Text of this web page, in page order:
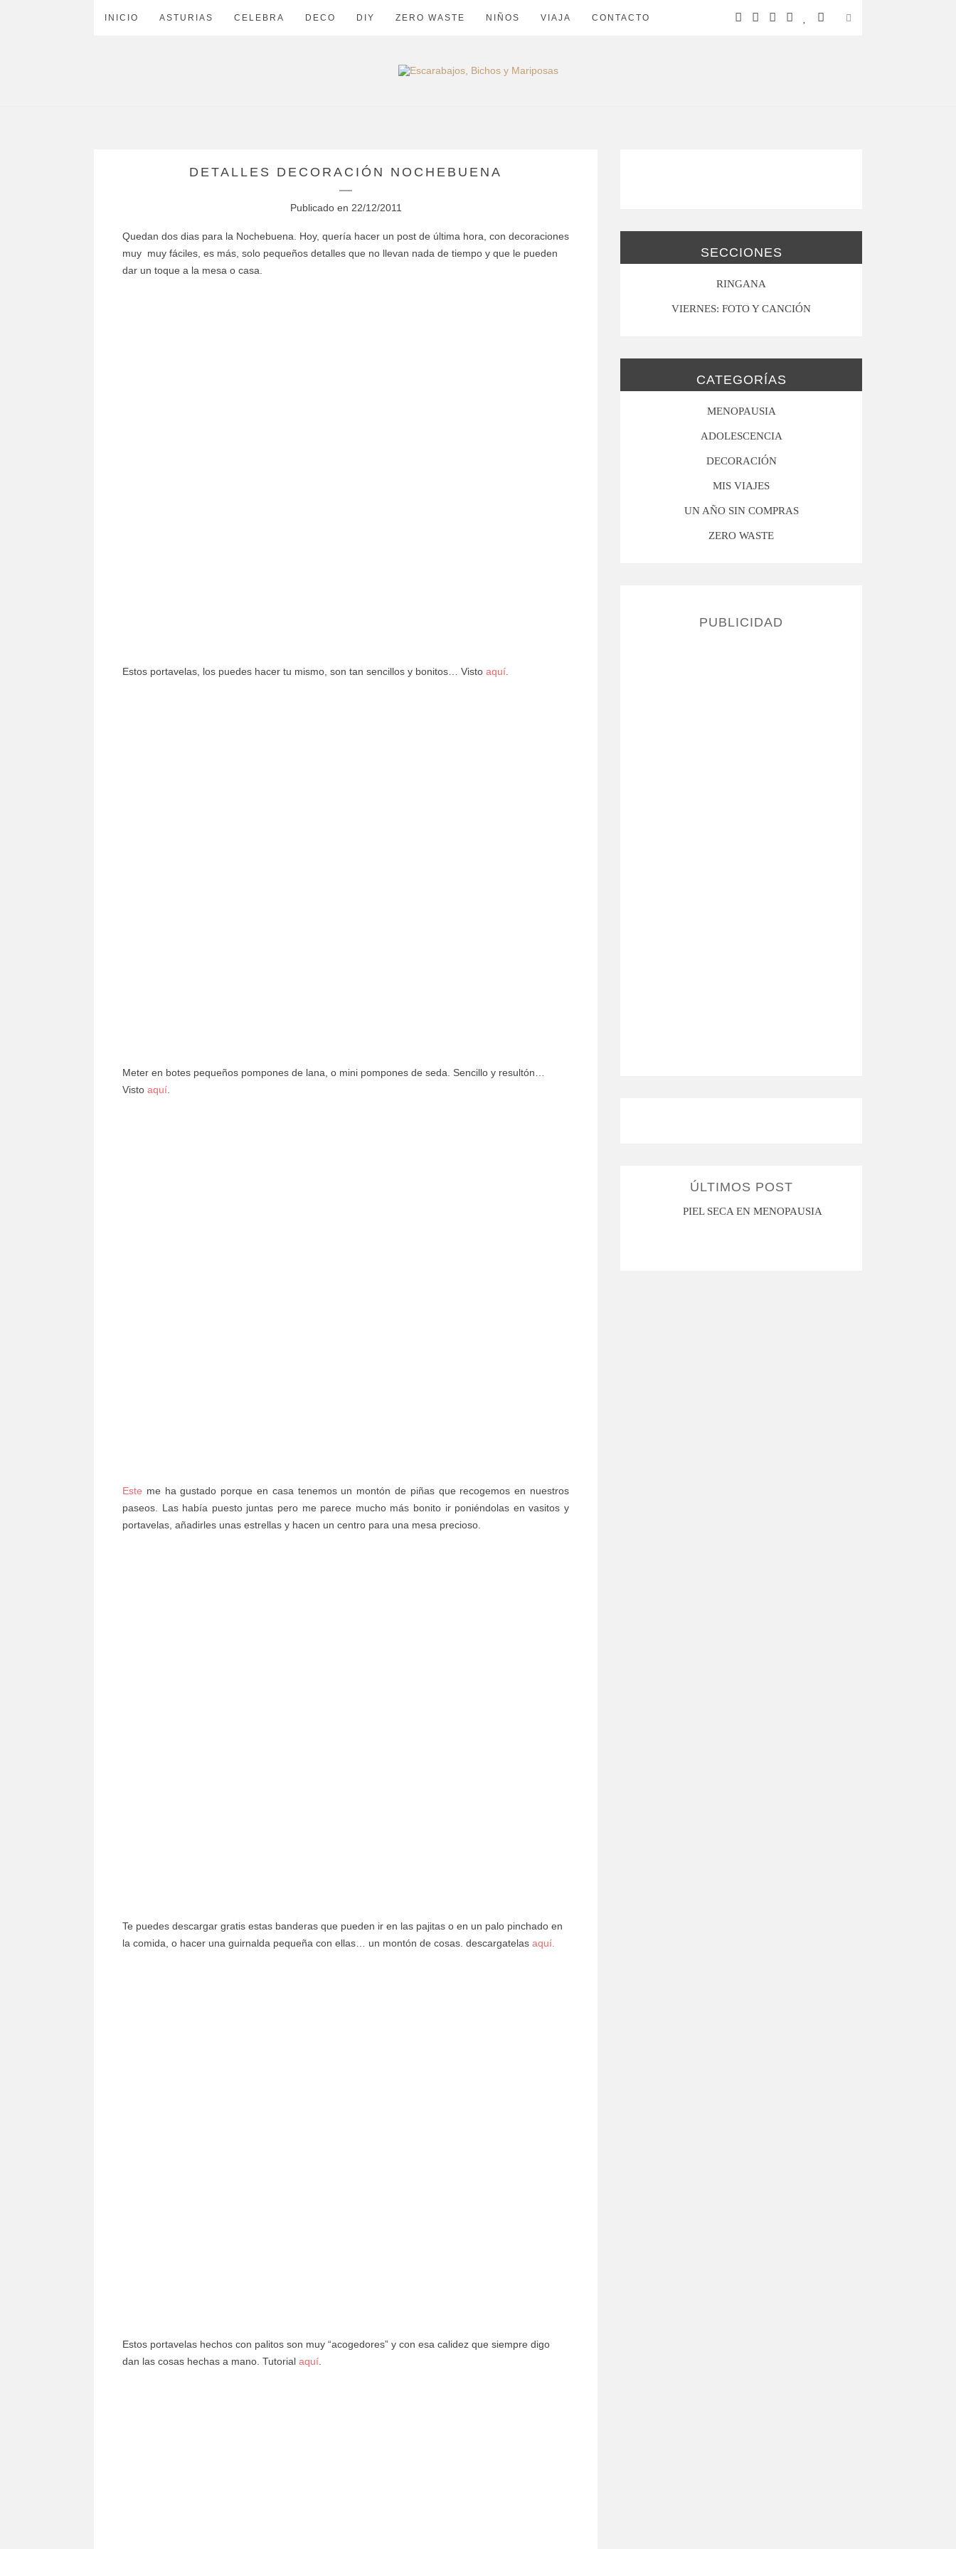
INICIO ASTURIAS CELEBRA DECO DIY ZERO WASTE NIÑOS VIAJA CONTACTO
DETALLES DECORACIÓN NOCHEBUENA
Publicado en 22/12/2011
Quedan dos dias para la Nochebuena. Hoy, quería hacer un post de última hora, con decoraciones
muy muy fáciles, es más, solo pequeños detalles que no llevan nada de tiempo y que le pueden
dar un toque a la mesa o casa.
Estos portavelas, los puedes hacer tu mismo, son tan sencillos y bonitos… Visto aquí.
Meter en botes pequeños pompones de lana, o mini pompones de seda. Sencillo y resultón…
Visto aquí.
Este me ha gustado porque en casa tenemos un montón de piñas que recogemos en nuestros
paseos. Las había puesto juntas pero me parece mucho más bonito ir poniéndolas en vasitos y
portavelas, añadirles unas estrellas y hacen un centro para una mesa precioso.
Te puedes descargar gratis estas banderas que pueden ir en las pajitas o en un palo pinchado en
la comida, o hacer una guirnalda pequeña con ellas… un montón de cosas. descargatelas aquí.
Estos portavelas hechos con palitos son muy “acogedores” y con esa calidez que siempre digo
dan las cosas hechas a mano. Tutorial aquí.
SECCIONES
RINGANA
VIERNES: FOTO Y CANCIÓN
CATEGORÍAS
MENOPAUSIA
ADOLESCENCIA
DECORACIÓN
MIS VIAJES
UN AÑO SIN COMPRAS
ZERO WASTE
PUBLICIDAD
ÚLTIMOS POST
PIEL SECA EN MENOPAUSIA